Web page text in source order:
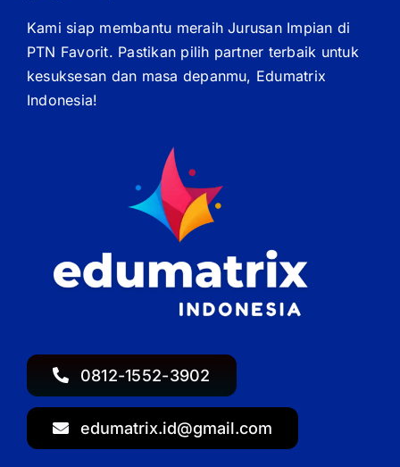
0812-1552-3902
edumatrix.id@gmail.com
Kami siap membantu meraih Jurusan Impian di
PTN Favorit. Pastikan pilih partner terbaik untuk
kesuksesan dan masa depanmu, Edumatrix
Indonesia!